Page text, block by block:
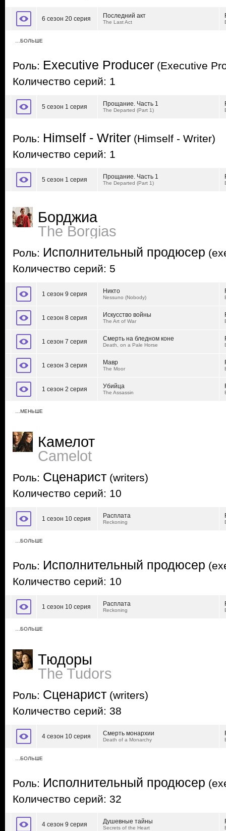
6 сезон 20 серия Последний акт
The Last Act
…БОЛЬШЕ
Роль: Executive Producer (Executive
Количество серий: 1
5 сезон 1 серия Прощание. Часть 1
The Departed (Part 1)
Роль: Himself - Writer (Himself - Writer)
Количество серий: 1
5 сезон 1 серия Прощание. Часть 1
The Departed (Part 1)
Борджиа
The Borgias
Роль: Исполнительный продюсер
Количество серий: 5
1 сезон 9 серия Никто
Nessuno (Nobody)
1 сезон 8 серия Искусство войны
The Art of War
1 сезон 7 серия Смерть на бледном коне
Death, on a Pale Horse
1 сезон 3 серия Мавр
The Moor
1 сезон 2 серия Убийца
The Assassin
…МЕНЬШЕ
Камелот
Camelot
Роль: Сценарист (writers)
Количество серий: 10
1 сезон 10 серия Расплата
Reckoning
…БОЛЬШЕ
Роль: Исполнительный продюсер
Количество серий: 10
1 сезон 10 серия Расплата
Reckoning
…БОЛЬШЕ
Тюдоры
The Tudors
Роль: Сценарист (writers)
Количество серий: 38
4 сезон 10 серия Смерть монархии
Death of a Monarchy
…БОЛЬШЕ
Роль: Исполнительный продюсер
Количество серий: 32
4 сезон 9 серия Душевные тайны
Secrets of the Heart